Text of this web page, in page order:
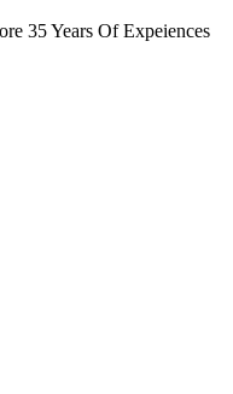
35 Years Of Expeiences